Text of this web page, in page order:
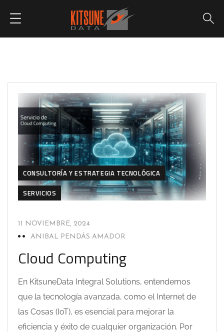
CONSULTORÍA Y ESTRATEGIA TECNOLÓGICA
SERVICIOS
11 NOVIEMBRE, 2024
ANIBAL PENDÁS AMADOR
Cloud Computing
En KitsuneData Integral Solutions, entendemos
que la tecnología avanzada, como el Internet de
las Cosas (IoT), es esencial para mejorar la
eficiencia y éxito de cualquier organización. Por